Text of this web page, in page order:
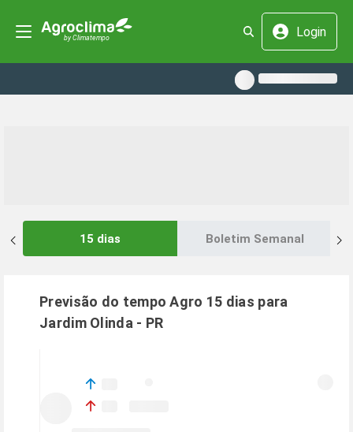
Login
15 dias Boletim Semanal
Previsão do tempo Agro 15 dias para
Jardim Olinda - PR